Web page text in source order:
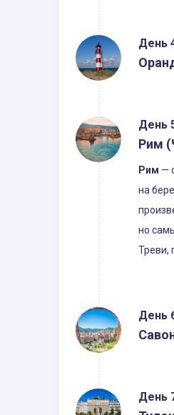
День
День
Рим
Рим —
на
но
Треви,
День
День